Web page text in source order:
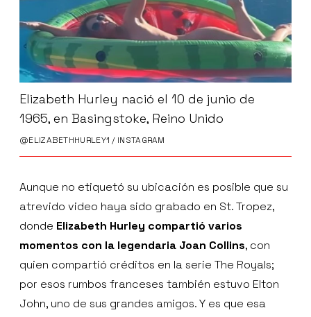
Elizabeth Hurley nació el 10 de junio de
1965, en Basingstoke, Reino Unido
@ELIZABETHHURLEY1 / INSTAGRAM
Aunque no etiquetó su ubicación es posible que su
atrevido video haya sido grabado en St. Tropez,
donde Elizabeth Hurley compartió varios
momentos con la legendaria Joan Collins, con
quien compartió créditos en la serie The Royals;
por esos rumbos franceses también estuvo Elton
John, uno de sus grandes amigos. Y es que esa